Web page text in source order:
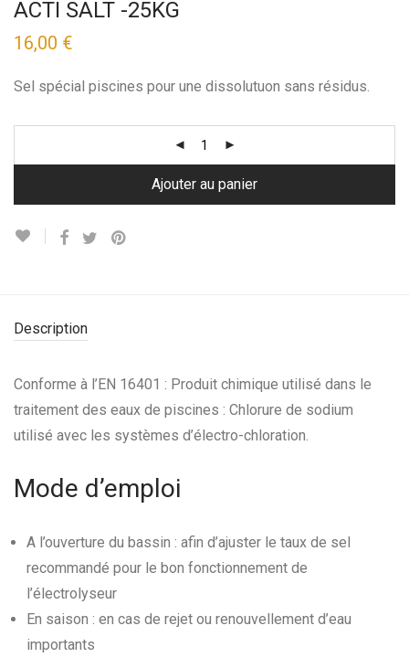
ACTI SALT -25KG
16,00 €
Sel spécial piscines pour une dissolutuon sans résidus.
Ajouter au panier
Description
Conforme à l’EN 16401 : Produit chimique utilisé dans le
traitement des eaux de piscines : Chlorure de sodium
utilisé avec les systèmes d’électro-chloration.
Mode d’emploi
A l’ouverture du bassin : afin d’ajuster le taux de sel
recommandé pour le bon fonctionnement de
l’électrolyseur
En saison : en cas de rejet ou renouvellement d’eau
importants